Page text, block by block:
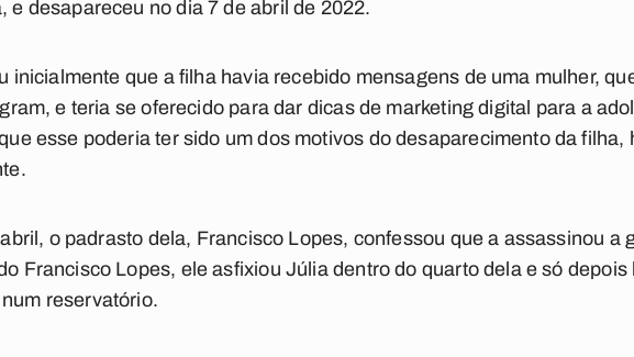
e desapareceu no dia 7 de abril de 2022.
inicialmente que a filha havia recebido mensagens de uma mulher,
e teria se oferecido para dar dicas de marketing digital para a
esse poderia ter sido um dos motivos do desaparecimento da filha,
o padrasto dela, Francisco Lopes, confessou que a assassinou a
Francisco Lopes, ele asfixiou Júlia dentro do quarto dela e só
reservatório.